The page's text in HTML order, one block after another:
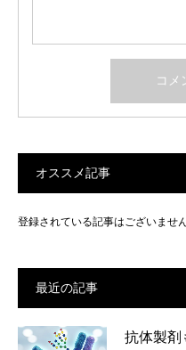
オススメ記事
登録されている記事はございません
最近の記事
抗体製剤